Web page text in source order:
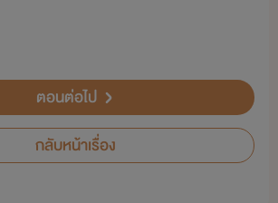
ตอนต่อไป
กลับหน้าเรื่อง